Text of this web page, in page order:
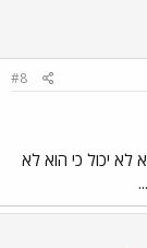
#8
לא יכול כי הוא לא